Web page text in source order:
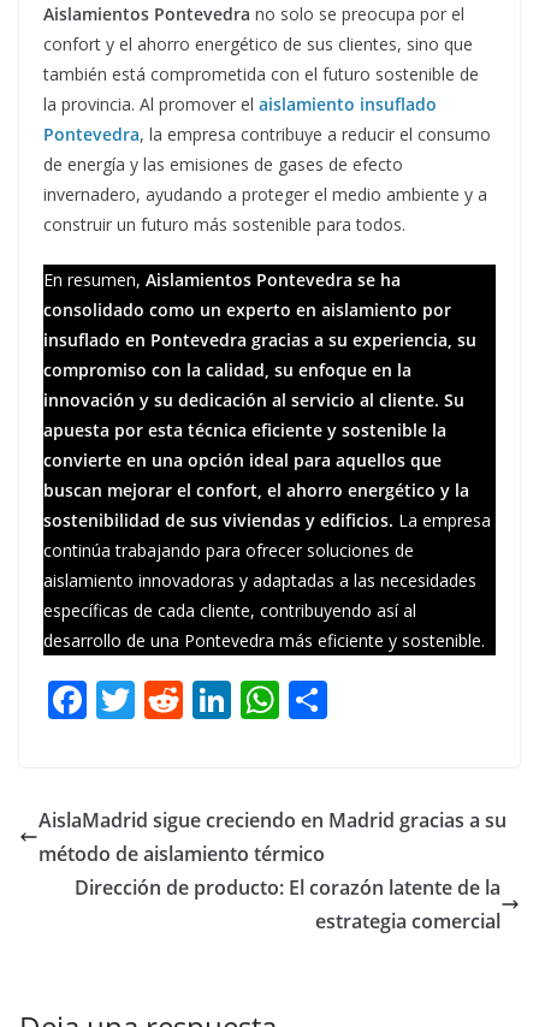
Aislamientos Pontevedra no solo se preocupa por el
confort y el ahorro energético de sus clientes, sino que
también está comprometida con el futuro sostenible de
la provincia. Al promover el aislamiento insuflado
Pontevedra, la empresa contribuye a reducir el consumo
de energía y las emisiones de gases de efecto
invernadero, ayudando a proteger el medio ambiente y a
construir un futuro más sostenible para todos.
En resumen, Aislamientos Pontevedra se ha
consolidado como un experto en aislamiento por
insuflado en Pontevedra gracias a su experiencia, su
compromiso con la calidad, su enfoque en la
innovación y su dedicación al servicio al cliente. Su
apuesta por esta técnica eficiente y sostenible la
convierte en una opción ideal para aquellos que
buscan mejorar el confort, el ahorro energético y la
sostenibilidad de sus viviendas y edificios. La empresa
continúa trabajando para ofrecer soluciones de
aislamiento innovadoras y adaptadas a las necesidades
específicas de cada cliente, contribuyendo así al
desarrollo de una Pontevedra más eficiente y sostenible.
F
b
o
o
T
er
R
di
t
Li
e
dI
n
W
s
A
p
p
ti
r
AislaMadrid sigue creciendo en Madrid gracias a su
método de aislamiento térmico
Dirección de producto: El corazón latente de la
estrategia comercial